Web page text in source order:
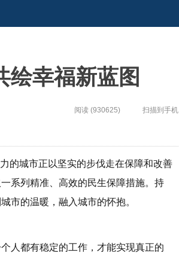
绘幸福新蓝图
阅读 (930625) 扫描到手机
的城市正以坚实的步伐走在保障和改善
系列精准、高效的民生保障措施。持
市的温暖，融入城市的怀抱。
人都有稳定的工作，才能实现真正的